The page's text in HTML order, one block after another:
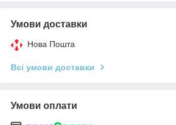
Умови доставки
Нова Пошта
Всі умови доставки
Умови оплати